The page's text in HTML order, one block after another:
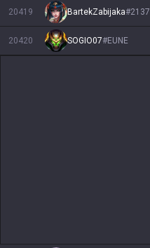
20419 BartekZabijaka#2137
20420 SOGIO07#EUNE